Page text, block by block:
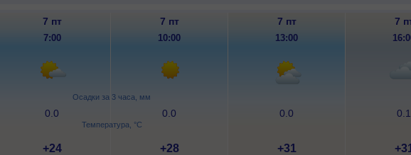
Осадки за 3 часа, мм
Температура, °C
7 пт 7 пт 7 пт 7
7:00 10:00 13:00
0.0 0.0 0.0 0.1
+24 +28 +31